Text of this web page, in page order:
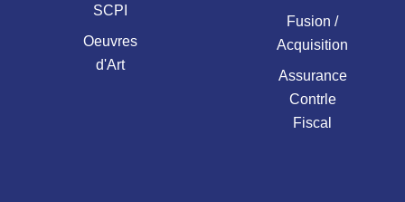
SCPI
Oeuvres
d'Art
Fusion /
Acquisition
Assurance
Contrle
Fiscal